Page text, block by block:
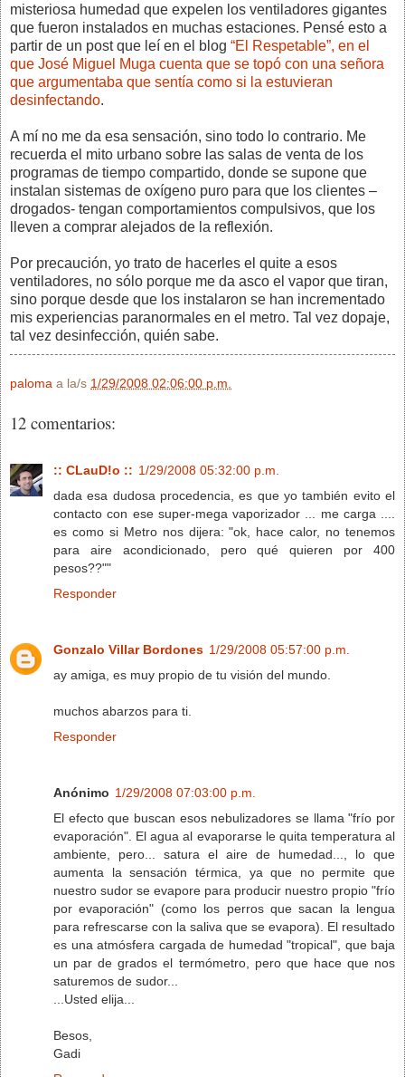
misteriosa humedad que expelen los ventiladores gigantes
que fueron instalados en muchas estaciones. Pensé esto a
partir de un post que leí en el blog “El Respetable”, en el
que José Miguel Muga cuenta que se topó con una señora
que argumentaba que sentía como si la estuvieran
desinfectando.
A mí no me da esa sensación, sino todo lo contrario. Me
recuerda el mito urbano sobre las salas de venta de los
programas de tiempo compartido, donde se supone que
instalan sistemas de oxígeno puro para que los clientes –
drogados- tengan comportamientos compulsivos, que los
lleven a comprar alejados de la reflexión.
Por precaución, yo trato de hacerles el quite a esos
ventiladores, no sólo porque me da asco el vapor que tiran,
sino porque desde que los instalaron se han incrementado
mis experiencias paranormales en el metro. Tal vez dopaje,
tal vez desinfección, quién sabe.
paloma a la/s 1/29/2008 02:06:00 p.m.
12 comentarios:
:: CLauD!o :: 1/29/2008 05:32:00 p.m.
dada esa dudosa procedencia, es que yo también evito el
contacto con ese super-mega vaporizador ... me carga ....
es como si Metro nos dijera: "ok, hace calor, no tenemos
para aire acondicionado, pero qué quieren por 400
pesos??""
Responder
Gonzalo Villar Bordones 1/29/2008 05:57:00 p.m.
ay amiga, es muy propio de tu visión del mundo.
muchos abarzos para ti.
Responder
Anónimo 1/29/2008 07:03:00 p.m.
El efecto que buscan esos nebulizadores se llama "frío por
evaporación". El agua al evaporarse le quita temperatura al
ambiente, pero... satura el aire de humedad..., lo que
aumenta la sensación térmica, ya que no permite que
nuestro sudor se evapore para producir nuestro propio "frío
por evaporación" (como los perros que sacan la lengua
para refrescarse con la saliva que se evapora). El resultado
es una atmósfera cargada de humedad "tropical", que baja
un par de grados el termómetro, pero que hace que nos
saturemos de sudor...
...Usted elija...
Besos,
Gadi